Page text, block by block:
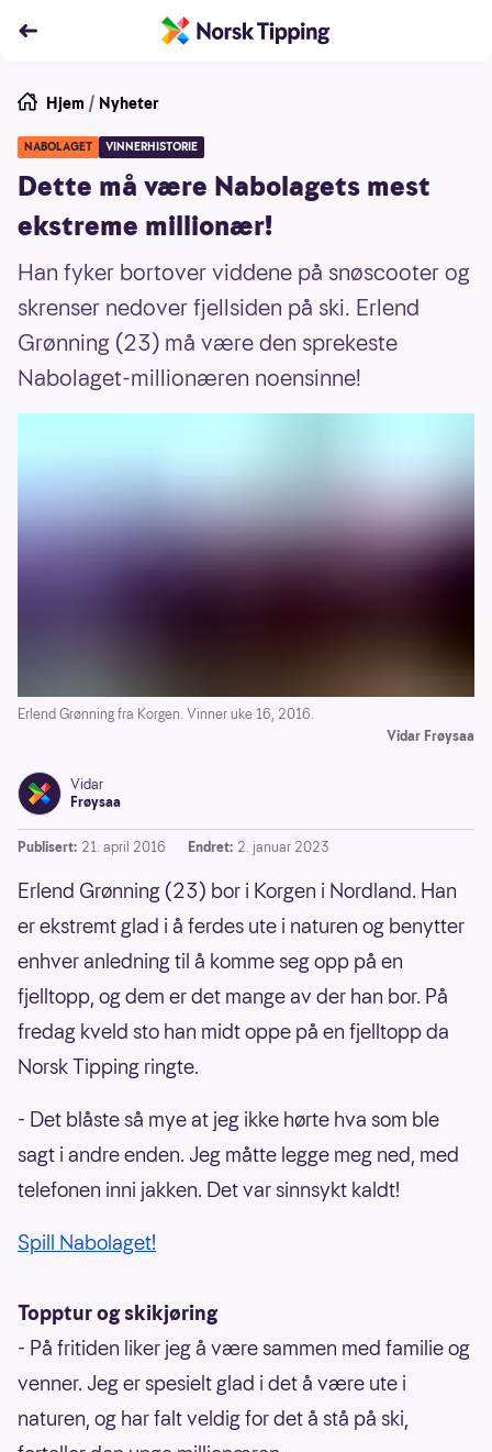
Hjem / Nyheter
NABOLAGET VINNERHISTORIE
Dette må være Nabolagets mest
ekstreme millionær!
Han fyker bortover viddene på snøscooter og
skrenser nedover fjellsiden på ski. Erlend
Grønning (23) må være den sprekeste
Nabolaget-millionæren noensinne!
Erlend Grønning fra Korgen. Vinner uke 16, 2016.
Vidar Frøysaa
Vidar
Frøysaa
Publisert: 21. april 2016 Endret: 2. januar 2023
Erlend Grønning (23) bor i Korgen i Nordland. Han
er ekstremt glad i å ferdes ute i naturen og benytter
enhver anledning til å komme seg opp på en
fjelltopp, og dem er det mange av der han bor. På
fredag kveld sto han midt oppe på en fjelltopp da
Norsk Tipping ringte.
- Det blåste så mye at jeg ikke hørte hva som ble
sagt i andre enden. Jeg måtte legge meg ned, med
telefonen inni jakken. Det var sinnsykt kaldt!
Spill Nabolaget!
Topptur og skikjøring
- På fritiden liker jeg å være sammen med familie og
venner. Jeg er spesielt glad i det å være ute i
naturen, og har falt veldig for det å stå på ski,